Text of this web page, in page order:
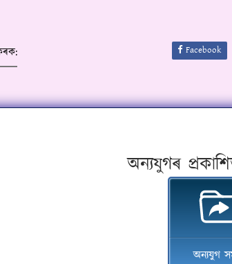
Facebook
অন্যযুগৰ
অন্যযুগ